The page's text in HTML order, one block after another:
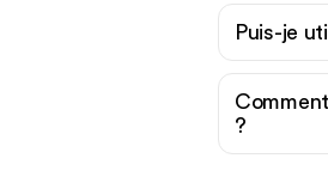
Puis-je
?